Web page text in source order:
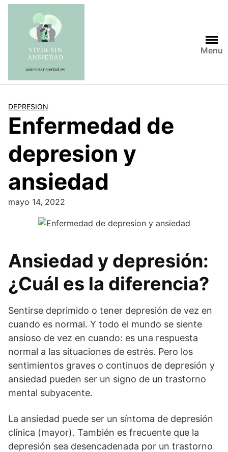
Saltar
contenido
Menu
DEPRESION
Enfermedad de
depresion y
ansiedad
mayo 14, 2022
Ansiedad y depresión:
¿Cuál es la diferencia?
Sentirse deprimido o tener depresión de vez en
cuando es normal. Y todo el mundo se siente
ansioso de vez en cuando: es una respuesta
normal a las situaciones de estrés. Pero los
sentimientos graves o continuos de depresión y
ansiedad pueden ser un signo de un trastorno
mental subyacente.
La ansiedad puede ser un síntoma de depresión
clínica (mayor). También es frecuente que la
depresión sea desencadenada por un trastorno